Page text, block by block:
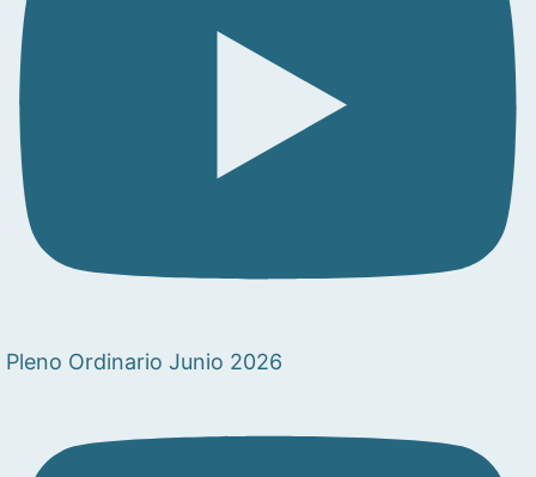
Pleno Ordinario Junio 2026